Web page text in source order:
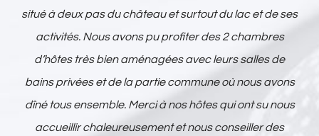
situé à deux pas du château et surtout du lac et de ses
activités. Nous avons pu profiter des 2 chambres
d’hôtes très bien aménagées avec leurs salles de
bains privées et de la partie commune où nous avons
dîné tous ensemble. Merci à nos hôtes qui ont su nous
accueillir chaleureusement et nous conseiller des